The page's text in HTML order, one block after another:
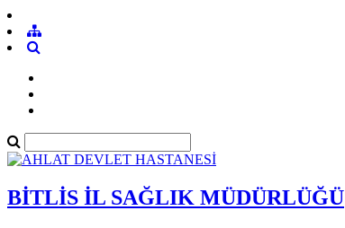
BİTLİS İL SAĞLIK MÜDÜRLÜĞÜ